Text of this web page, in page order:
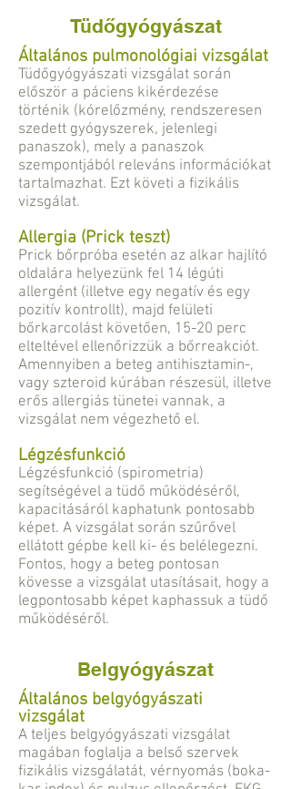
Tüdőgyógyászat
Általános pulmonológiai vizsgálat
Tüdőgyógyászati vizsgálat során
először a páciens kikérdezése
történik (kórelőzmény, rendszeresen
szedett gyógyszerek, jelenlegi
panaszok), mely a panaszok
szempontjából releváns információkat
tartalmazhat. Ezt követi a fizikális
vizsgálat.
Allergia (Prick teszt)
Prick bőrpróba esetén az alkar hajlító
oldalára helyezünk fel 14 légúti
allergént (illetve egy negatív és egy
pozitív kontrollt), majd felületi
bőrkarcolást követően, 15-20 perc
elteltével ellenőrizzük a bőrreakciót.
Amennyiben a beteg antihisztamin-,
vagy szteroid kúrában részesül, illetve
erős allergiás tünetei vannak, a
vizsgálat nem végezhető el.
Légzésfunkció
Légzésfunkció (spirometria)
segítségével a tüdő működéséről,
kapacitásáról kaphatunk pontosabb
képet. A vizsgálat során szűrővel
ellátott gépbe kell ki- és belélegezni.
Fontos, hogy a beteg pontosan
kövesse a vizsgálat utasításait, hogy a
legpontosabb képet kaphassuk a tüdő
működéséről.
Belgyógyászat
Általános belgyógyászati
vizsgálat
A teljes belgyógyászati vizsgálat
magában foglalja a belső szervek
fizikális vizsgálatát, vérnyomás (boka-